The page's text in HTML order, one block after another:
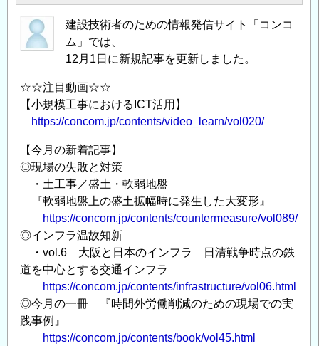
設
技
た
め
情
報
発
信
イ
ト
「コ
コ
ム
建設技術者のための情報発信サイト「コンコ
ム」では、
12月1日に新規記事を更新しました。
☆☆注目動画☆☆
【小規模工事におけるICT活用】
https://concom.jp/contents/video_learn/vol020/
【今月の新着記事】
◎現場の失敗と対策
・土工事／盛土・軟弱地盤
『軟弱地盤上の盛土拡幅時に発生した大変形』
https://concom.jp/contents/countermeasure/vol089/
◎インフラ温故知新
・vol.6 大阪と日本のインフラ 日清戦争時点の鉄
道を中心とする交通インフラ
https://concom.jp/contents/infrastructure/vol06.html
◎今月の一冊 『時間外労働削減のための現場での実
践事例』
https://concom.jp/contents/book/vol45.html